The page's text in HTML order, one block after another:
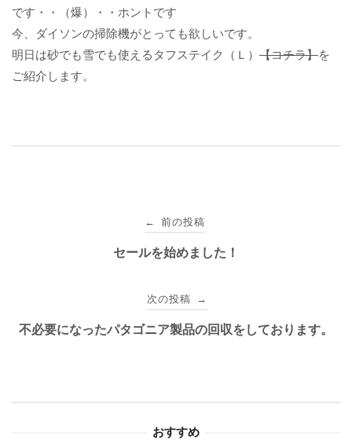
です・・（爆）・・ホントです
今、ダイソンの掃除機がとっても欲しいです。
明日は砂でも雪でも使えるタフステイク（Ｌ） 【コチラ】を
ご紹介します。
ゲ
← 前の投稿
セールを始めました！
次の投稿 →
不必要になったパタゴニア製品の回収をしております。
おすすめ